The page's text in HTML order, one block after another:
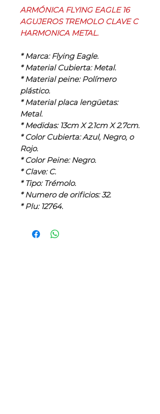
ARMÓNICA FLYING EAGLE 16
AGUJEROS TREMOLO CLAVE C
HARMONICA METAL.
* Marca: Flying Eagle.
* Material Cubierta: Metal.
* Material peine: Polímero
plástico.
* Material placa lengüetas:
Metal.
* Medidas: 13cm X 2.1cm X 2.7cm.
* Color Cubierta: Azul, Negro, o
Rojo.
* Color Peine: Negro.
* Clave: C.
* Tipo: Trémolo.
* Numero de orificios: 32.
* Plu: 12764.